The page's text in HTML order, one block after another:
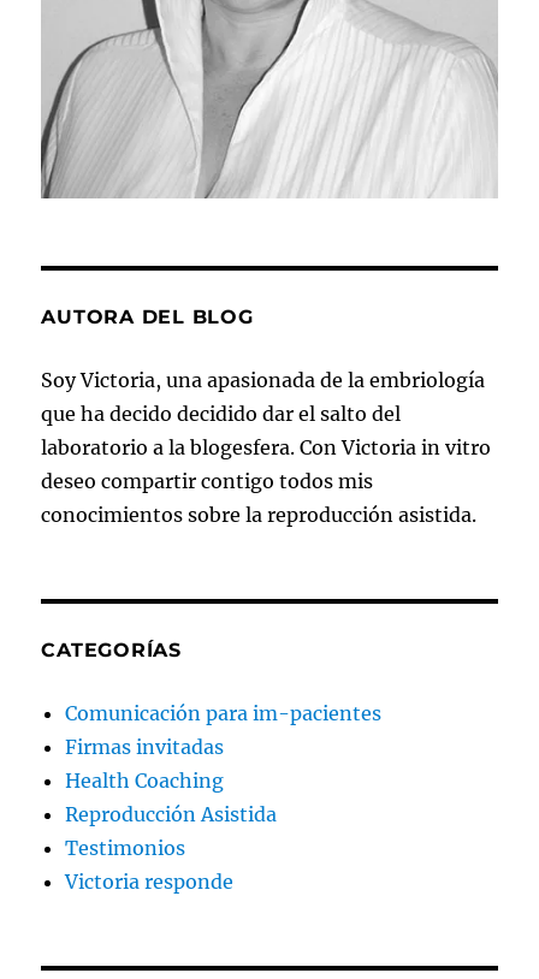
AUTORA DEL BLOG
Soy Victoria, una apasionada de la embriología
que ha decido decidido dar el salto del
laboratorio a la blogesfera. Con Victoria in vitro
deseo compartir contigo todos mis
conocimientos sobre la reproducción asistida.
CATEGORÍAS
Comunicación para im-pacientes
Firmas invitadas
Health Coaching
Reproducción Asistida
Testimonios
Victoria responde